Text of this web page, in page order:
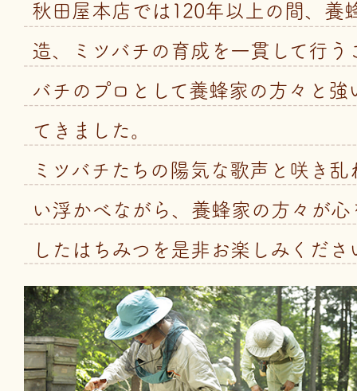
秋田屋本店では120年以上の間、養
造、ミツバチの育成を一貫して行う
バチのプロとして養蜂家の方々と強
てきました。
ミツバチたちの陽気な歌声と咲き
い浮かべながら、養蜂家の方々が
したはちみつを是非お楽しみくださ